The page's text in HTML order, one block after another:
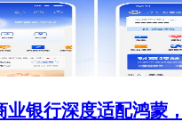
业银行深度适配鸿蒙